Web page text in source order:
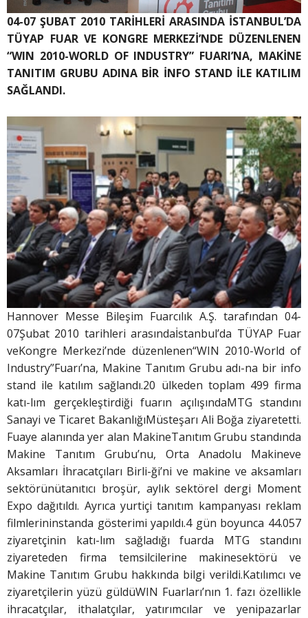
04-07 ŞUBAT 2010 TARİHLERİ ARASINDA İSTANBUL’DA
TÜYAP FUAR VE KONGRE MERKEZİ’NDE DÜZENLENEN
“WIN 2010-WORLD OF INDUSTRY” FUARI’NA, MAKİNE
TANITIM GRUBU ADINA BİR İNFO STAND İLE KATILIM
SAĞLANDI.
Hannover Messe Bileşim Fuarcılık A.Ş. tarafından 04-
07Şubat 2010 tarihleri arasındaİstanbul’da TÜYAP Fuar
veKongre Merkezi’nde düzenlenen“WIN 2010-World of
Industry”Fuarı’na, Makine Tanıtım Grubu adı-na bir info
stand ile katılım sağlandı.20 ülkeden toplam 499 firma
katı-lım gerçekleştirdiği fuarın açılışındaMTG standını
Sanayi ve Ticaret BakanlığıMüsteşarı Ali Boğa ziyaretetti.
Fuaye alanında yer alan MakineTanıtım Grubu standında
Makine Tanıtım Grubu’nu, Orta Anadolu Makineve
Aksamları İhracatçıları Birli-ği’ni ve makine ve aksamları
sektörünütanıtıcı broşür, aylık sektörel dergi Moment
Expo dağıtıldı. Ayrıca yurtiçi tanıtım kampanyası reklam
filmlerininstanda gösterimi yapıldı.4 gün boyunca 44.057
ziyaretçinin katı-lım sağladığı fuarda MTG standını
ziyareteden firma temsilcilerine makinesektörü ve
Makine Tanıtım Grubu hakkında bilgi verildi.Katılımcı ve
ziyaretçilerin yüzü güldüWIN Fuarları’nın 1. fazı özellikle
ihracatçılar, ithalatçılar, yatırımcılar ve yenipazarlar